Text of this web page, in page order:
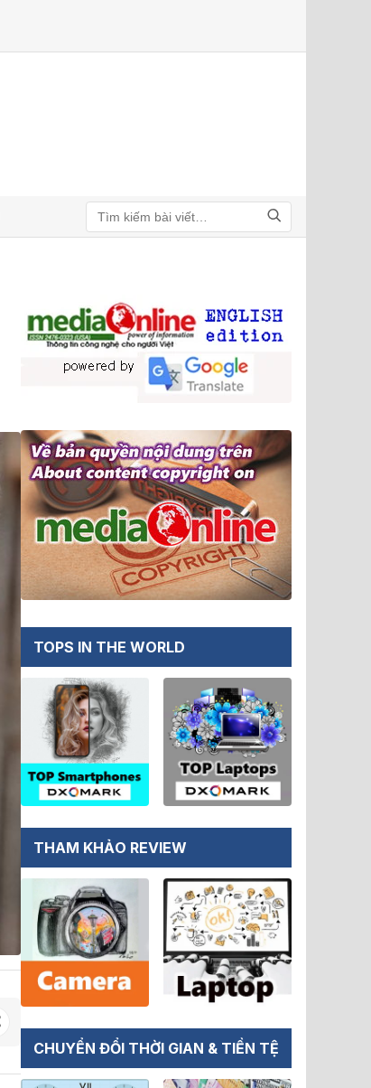
Tìm kiếm
TOPS IN THE WORLD
THAM KHẢO REVIEW
CHUYỂN ĐỔI THỜI GIAN & TIỀN TỆ